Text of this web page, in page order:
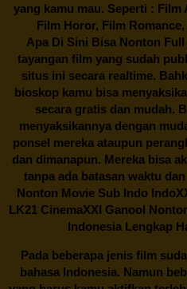
yang kamu mau. Seperti :
Film Horor, Film
Apa Di Sini Bisa Nonton
tayangan film yang sudah
situs ini secara realtime.
bioskop kamu bisa
secara gratis dan mudah.
menyaksikannya dengan
ponsel mereka ataupun
dan dimanapun. Mereka bisa
tanpa ada batasan waktu dan
Nonton Movie Sub Indo
LK21 CinemaXXI Ganool
Indonesia Lengkap
Pada beberapa jenis film
bahasa Indonesia. Namun